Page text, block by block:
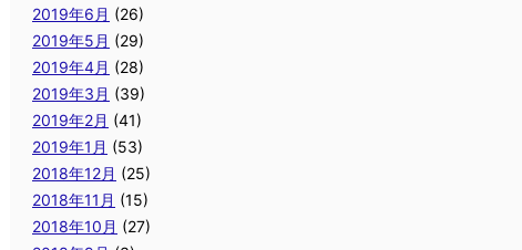
2019年6月 (26)
2019年5月 (29)
2019年4月 (28)
2019年3月 (39)
2019年2月 (41)
2019年1月 (53)
2018年12月 (25)
2018年11月 (15)
2018年10月 (27)